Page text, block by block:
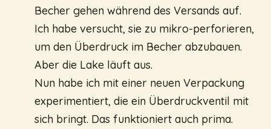
Becher gehen während des Versands auf.
Ich habe versucht, sie zu mikro-perforieren,
um den Überdruck im Becher abzubauen.
Aber die Lake läuft aus.
Nun habe ich mit einer neuen Verpackung
experimentiert, die ein Überdruckventil mit
sich bringt. Das funktioniert auch prima.